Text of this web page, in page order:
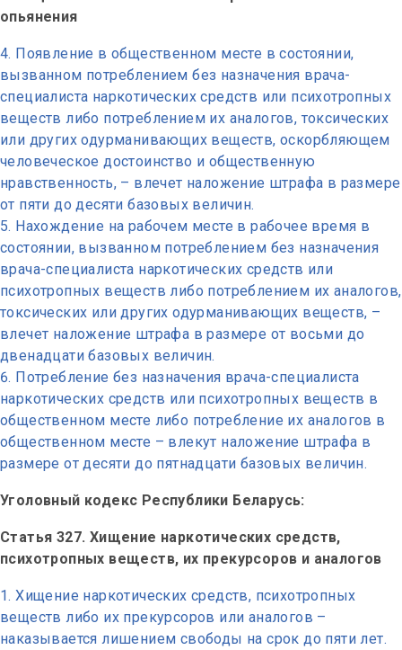
опьянения
Появление в общественном месте в состоянии,
вызванном потреблением без назначения врача-
специалиста наркотических средств или психотропных
веществ либо потреблением их аналогов, токсических
или других одурманивающих веществ, оскорбляющем
человеческое достоинство и общественную
нравственность, – влечет наложение штрафа в размере
от пяти до десяти базовых величин.
Нахождение на рабочем месте в рабочее время в
состоянии, вызванном потреблением без назначения
врача-специалиста наркотических средств или
психотропных веществ либо потреблением их аналогов,
токсических или других одурманивающих веществ, –
влечет наложение штрафа в размере от восьми до
двенадцати базовых величин.
Потребление без назначения врача-специалиста
наркотических средств или психотропных веществ в
общественном месте либо потребление их аналогов в
общественном месте – влекут наложение штрафа в
размере от десяти до пятнадцати базовых величин.
Уголовный кодекс Республики Беларусь:
Статья 327. Хищение наркотических средств,
психотропных веществ, их прекурсоров и аналогов
Хищение наркотических средств, психотропных
веществ либо их прекурсоров или аналогов –
наказывается лишением свободы на срок до пяти лет.